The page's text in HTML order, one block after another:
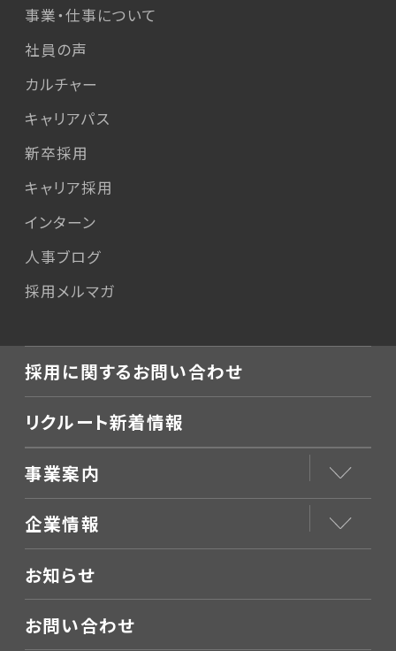
事業・仕事について
社員の声
カルチャー
キャリアパス
新卒採用
キャリア採用
インターン
人事ブログ
採用メルマガ
採用に関するお問い合わせ
リクルート新着情報
事業案内
企業情報
お知らせ
お問い合わせ